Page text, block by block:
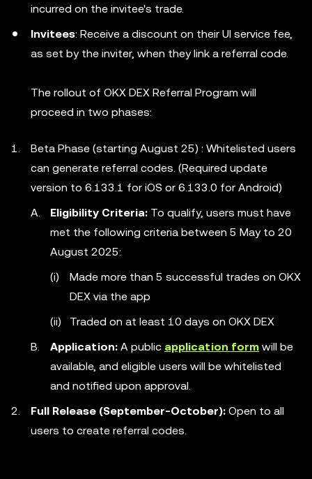
incurred on the invitee's trade.
Invitees: Receive a discount on their UI service fee,
as set by the inviter, when they link a referral code.
The rollout of OKX DEX Referral Program will
proceed in two phases:
Beta Phase (starting August 25) : Whitelisted users
can generate referral codes. (Required update
version to 6.133.1 for iOS or 6.133.0 for Android)
Eligibility Criteria: To qualify, users must have
met the following criteria between 5 May to 20
August 2025:
Made more than 5 successful trades on OKX
DEX via the app
Traded on at least 10 days on OKX DEX
Application: A public application form will be
available, and eligible users will be whitelisted
and notified upon approval.
Full Release (September-October): Open to all
users to create referral codes.